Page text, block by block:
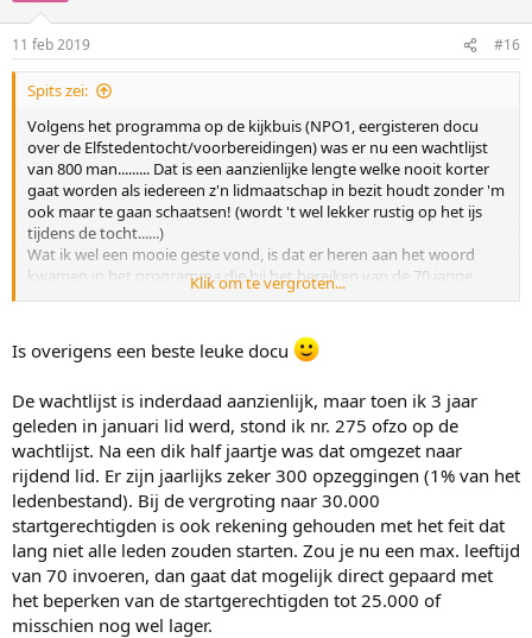
s
:
11 feb 2019 #16
Spits zei:
Volgens het programma op de kijkbuis (NPO1, eergisteren docu
over de Elfstedentocht/voorbereidingen) was er nu een wachtlijst
van 800 man......... Dat is een aanzienlijke lengte welke nooit korter
gaat worden als iedereen z'n lidmaatschap in bezit houdt zonder 'm
ook maar te gaan schaatsen! (wordt 't wel lekker rustig op het ijs
tijdens de tocht......)
Wat ik wel een mooie geste vond, is dat er heren aan het woord
kwamen in het programma die bij het bereiken van de 70 jarige
leeftijd hun lidmaatschap inleveren om, juist, de nieuwe generatie
Klik om te vergroten...
Is overigens een beste leuke docu
De wachtlijst is inderdaad aanzienlijk, maar toen ik 3 jaar
geleden in januari lid werd, stond ik nr. 275 ofzo op de
wachtlijst. Na een dik half jaartje was dat omgezet naar
rijdend lid. Er zijn jaarlijks zeker 300 opzeggingen (1% van het
ledenbestand). Bij de vergroting naar 30.000
startgerechtigden is ook rekening gehouden met het feit dat
lang niet alle leden zouden starten. Zou je nu een max. leeftijd
van 70 invoeren, dan gaat dat mogelijk direct gepaard met
het beperken van de startgerechtigden tot 25.000 of
misschien nog wel lager.